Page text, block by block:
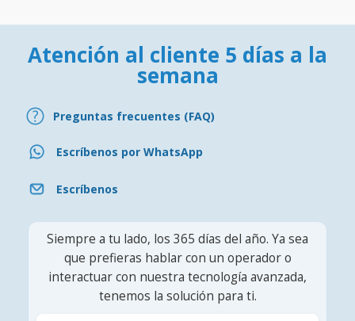
Atención al cliente 5 días a la
semana
Preguntas frecuentes (FAQ)
Escríbenos por WhatsApp
Escríbenos
Siempre a tu lado, los 365 días del año. Ya sea
que prefieras hablar con un operador o
interactuar con nuestra tecnología avanzada,
tenemos la solución para ti.